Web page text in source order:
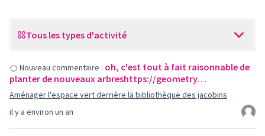
Tous les types d'activité
il y a environ un an
Nouveau commentaire : oh, c'est tout à fait raisonnable de
planter de nouveaux arbreshttps://geometry…
Aménager l'espace vert derrière la bibliothèque des jacobins